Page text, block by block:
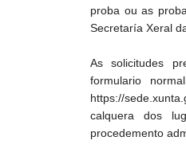
proba ou as
Secretaría Xeral
As solicitudes
formulario
https://
calquera dos
procedemento